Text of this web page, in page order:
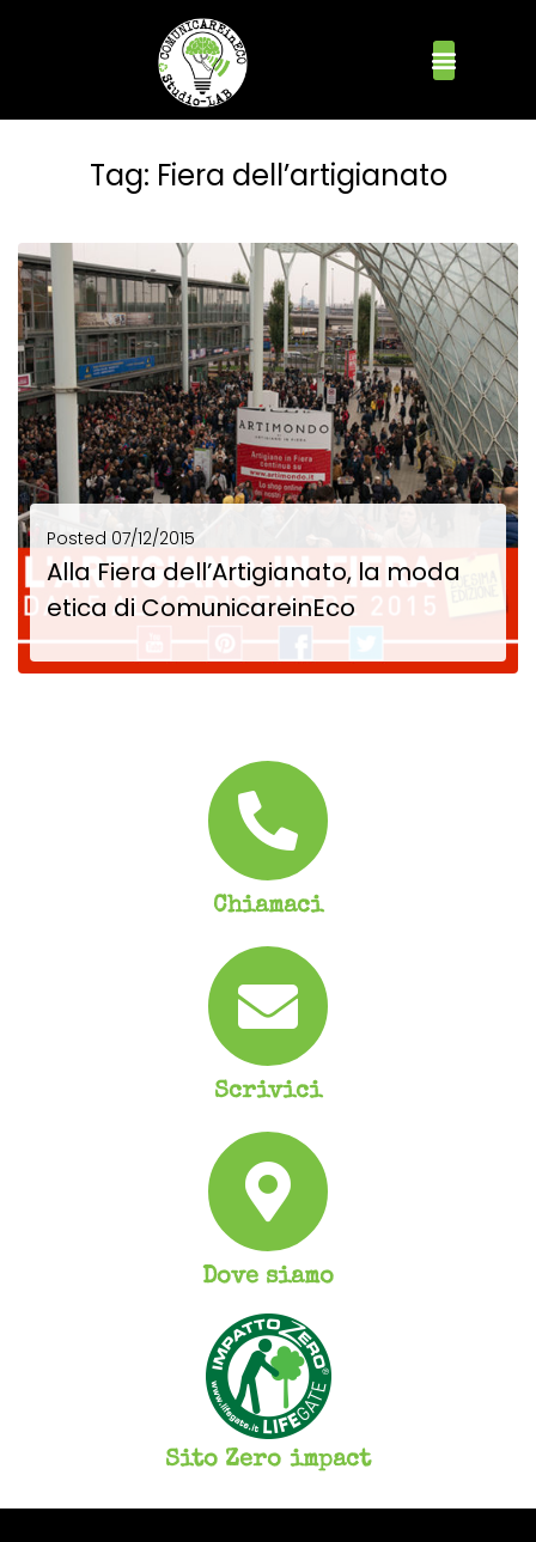
Tag: Fiera dell’artigianato
Posted 07/12/2015
Alla Fiera dell’Artigianato, la moda
etica di ComunicareinEco
La Fiera dell’Artigianato è una piccola città nella città che esprime la creatività nelle diverse...
Chiamaci
Scrivici
Dove siamo
Sito Zero impact